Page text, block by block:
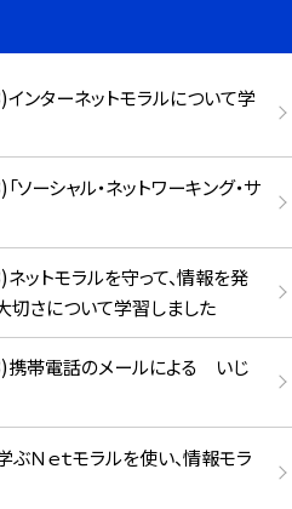
ンターネットモラルについて学
ソーシャル・ネットワーキング・サ
ットモラルを守って、情報を発
切さについて学習しました
携帯電話のメールによる いじ
ぶＮｅｔモラルを使い、情報モラ